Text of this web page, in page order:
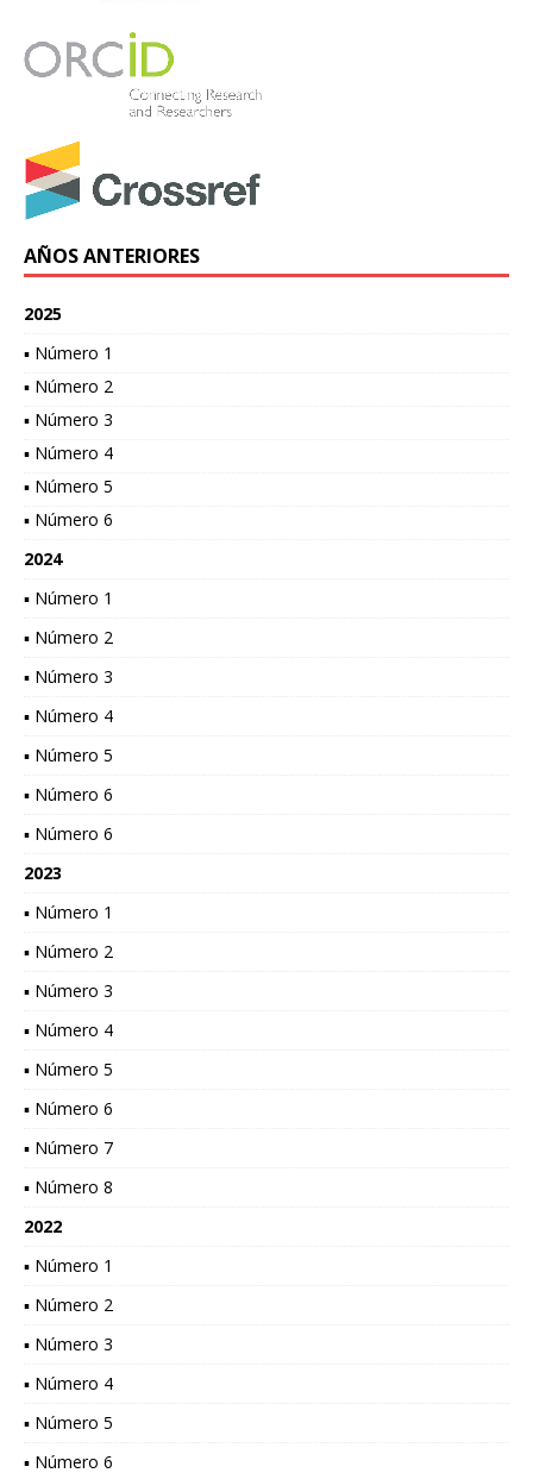
AÑOS ANTERIORES
2025
▪ Número 1
▪ Número 2
▪ Número 3
▪ Número 4
▪ Número 5
▪ Número 6
2024
▪ Número 1
▪ Número 2
▪ Número 3
▪ Número 4
▪ Número 5
▪ Número 6
▪ Número 6
2023
▪ Número 1
▪ Número 2
▪ Número 3
▪ Número 4
▪ Número 5
▪ Número 6
▪ Número 7
▪ Número 8
2022
▪ Número 1
▪ Número 2
▪ Número 3
▪ Número 4
▪ Número 5
▪ Número 6